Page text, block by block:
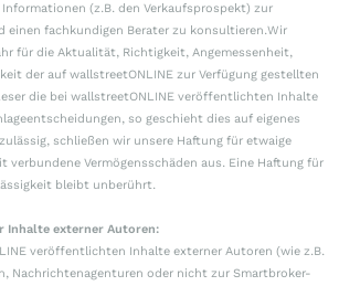
(z.B. den Verkaufsprospekt) zur
einen fachkundigen Berater zu konsultieren.Wir
für die Aktualität, Richtigkeit, Angemessenheit,
der auf wallstreetONLINE zur Verfügung gestellten
die bei wallstreetONLINE veröffentlichten Inhalte
so geschieht dies auf eigenes
schließen wir unsere Haftung für etwaige
verbundene Vermögensschäden aus. Eine Haftung für
bleibt unberührt.
Inhalte externer Autoren:
veröffentlichten Inhalte externer Autoren (wie z.B.
Nachrichtenagenturen oder nicht zur Smartbroker-